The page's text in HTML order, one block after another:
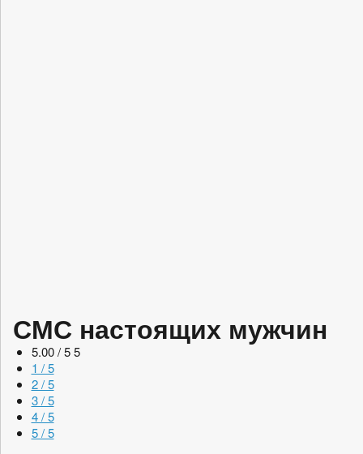
СМС настоящих мужчин
5.00 / 5 5
1 / 5
2 / 5
3 / 5
4 / 5
5 / 5